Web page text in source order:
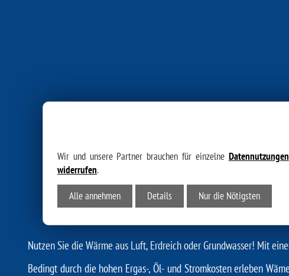
Wohlige Wärme
Nutzen Sie die Wärme aus Luft, Erdreich oder Grundwasser! Mit
Bedingt durch die hohen Ergas-, Öl- und Stromkosten erleben
Wir und unsere Partner brauchen für einzelne Datennutzungen
widerrufen.
Alle annehmen
Details Nur die Nötigsten